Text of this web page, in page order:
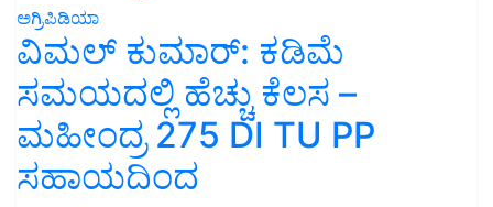
ಅಗ್ರಿಪಿಡಿಯಾ
ವಿಮಲ್ ಕುಮಾರ್: ಕಡಿಮೆ
ಸಮಯದಲ್ಲಿ ಹೆಚ್ಚು ಕೆಲಸ –
ಮಹೀಂದ್ರ 275 DI TU PP
ಸಹಾಯದಿಂದ